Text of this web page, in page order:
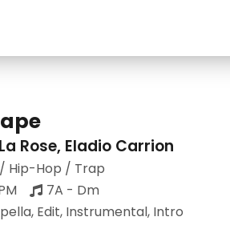
Rose, Eladio Carrion
Hip-Hop / Trap
7A - Dm
, Edit, Instrumental, Intro